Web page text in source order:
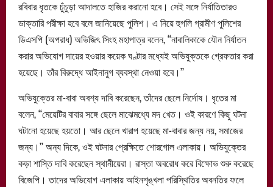
রবিবার ধৃতকে চুঁচুড়া আদালতে হাজির করানো হবে। সেই সঙ্গে নির্যাতিতারও
ডাক্তারি পরীক্ষা হবে বলে জানিয়েছে পুলিশ। এ নিয়ে হুগলি গ্রামীণ পুলিশের
ডিএসপি (অপরাধ) অভিজিৎ সিংহ মহাপাত্র বলেন, ‘‘নাবালিকাকে যৌন নির্যাতন
করার অভিযোগ দায়ের হওয়ার কয়েক ঘণ্টার মধ্যেই অভিযুক্তকে গ্রেফতার করা
হয়েছে। তাঁর বিরুদ্ধে আইনানুগ ব্যবস্থা নেওয়া হবে।’’
অভিযুক্তের মা-বাবা অবশ্য দাবি করেছেন, তাঁদের ছেলে নির্দোষ। ধৃতের মা
বলেন, ‘‘মেয়েটির বাবার সঙ্গে ছেলে মাঝেমধ্যে মদ খেত। ওই কারণে কিছু ঘটনা
ঘটানো হয়েছে হয়তো। আর ছেলে খারাপ হয়েছে মা-বাবার জন্য নয়, সমাজের
জন্য।’’ অন্য দিকে, ওই ঘটনার প্রেক্ষিতে শোরগোল এলাকায়। অভিযুক্তের
কড়া শাস্তি দাবি করেছেন স্থানীয়েরা। রাস্তা অবরোধ করে বিক্ষোভ শুরু করেছে
বিজেপি। তাদের অভিযোগ এলাকায় আইনশৃঙ্খলা পরিস্থিতির অবনতির ফলে